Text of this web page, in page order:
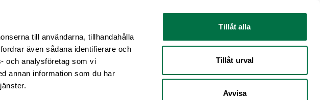
till användarna, tillhandahålla
även sådana identifierare och
och analysföretag som vi
annan information som du har
Tillåt alla
Tillåt urval
Avvisa